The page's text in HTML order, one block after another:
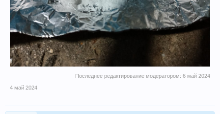
Последнее редактирование модератором: 6 май 2024
4 май 2024